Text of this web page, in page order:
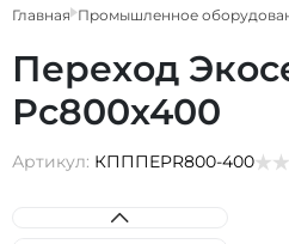
Главная Промышленное
Переход
Рс800х400
Артикул: КПППEPR800-400